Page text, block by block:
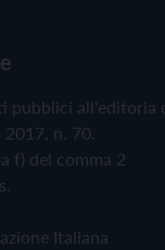
pubblici all'editoria
n. 70.
f) del comma 2
Italiana